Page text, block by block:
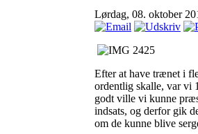
Lørdag, 08. oktober
Efter at have trænet i
ordentlig skalle, var vi
godt ville vi kunne
indsats, og derfor gik
om de kunne blive